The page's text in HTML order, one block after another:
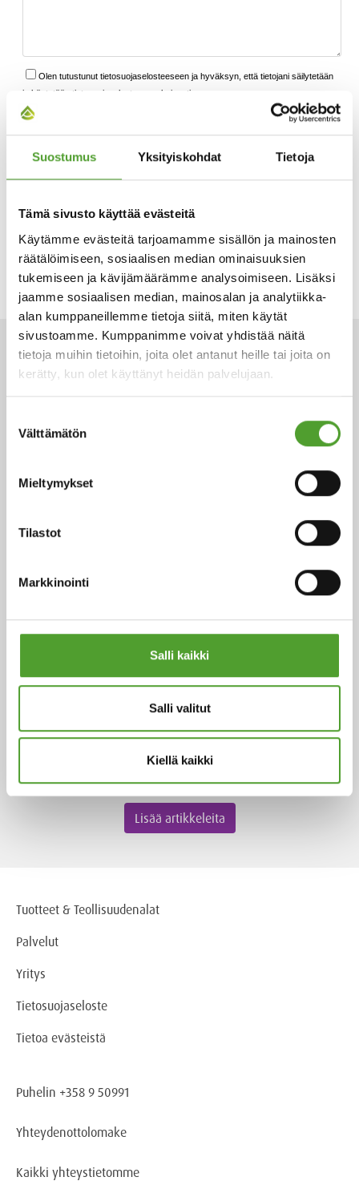
Suostumus Yksityiskohdat Tietoja
Tämä sivusto käyttää evästeitä
Käytämme evästeitä tarjoamamme sisällön ja mainosten
räätälöimiseen, sosiaalisen median ominaisuuksien
tukemiseen ja kävijämäärämme analysoimiseen. Lisäksi
jaamme sosiaalisen median, mainosalan ja analytiikka-
alan kumppaneillemme tietoja siitä, miten käytät
sivustoamme. Kumppanimme voivat yhdistää näitä
tietoja muihin tietoihin, joita olet antanut heille tai joita on
kerätty, kun olet käyttänyt heidän palvelujaan.
valinta
Välttämätön
Mieltymykset
Tilastot
Markkinointi
Salli kaikki
Salli valitut
Kiellä kaikki
ARTIKKELIT
metallinkäsittelyalalla?
kemikaaleja, mutta vain pieni osa kemikaaleista siirtyy
valmiiseen tuotteeseen.
Lisää artikkeleita
Tuotteet & Teollisuudenalat
Palvelut
Yritys
Tietosuojaseloste
Tietoa evästeistä
Puhelin +358 9 50991
Yhteydenottolomake
Kaikki yhteystietomme